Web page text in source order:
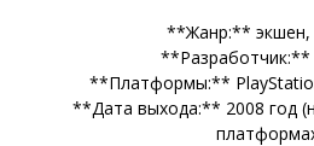
**Жанр:** экшен,
**Разработчик:**
**Платформы:**
**Дата выхода:** 2008 год